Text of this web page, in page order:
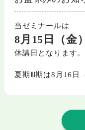
当ゼミナールは
8月15日（金
休講日となります。
夏期Ⅲ期は8月16日